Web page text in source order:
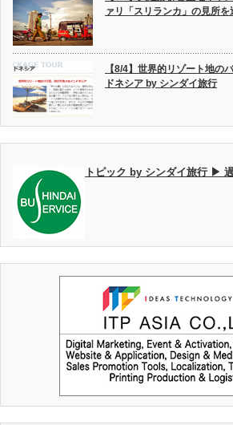
ァリ「スリランカ」の見所
【8/4】世界的リゾート地の
ドネシア by シンダイ旅行
トピック by シンダイ旅行 ▶